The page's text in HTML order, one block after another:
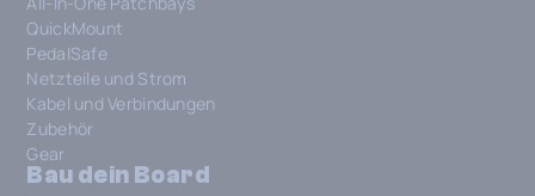
QuickMount
PedalSafe
Netzteile und Strom
Kabel und Verbindungen
Zubehör
Gear
Bau dein Board